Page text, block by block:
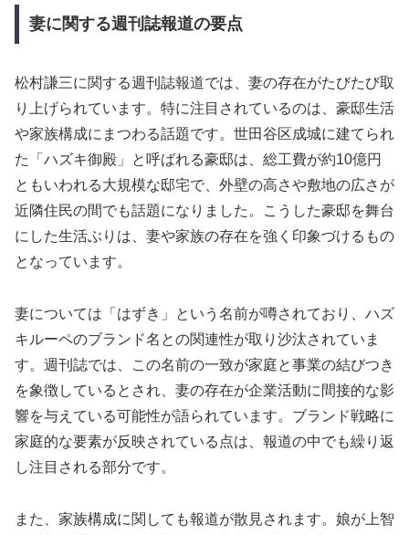
妻に関する週刊誌報道の要点
松村謙三に関する週刊誌報道では、妻の存在がたびたび取
り上げられています。特に注目されているのは、豪邸生活
や家族構成にまつわる話題です。世田谷区成城に建てられ
た「ハズキ御殿」と呼ばれる豪邸は、総工費が約10億円
ともいわれる大規模な邸宅で、外壁の高さや敷地の広さが
近隣住民の間でも話題になりました。こうした豪邸を舞台
にした生活ぶりは、妻や家族の存在を強く印象づけるもの
となっています。
妻については「はずき」という名前が噂されており、ハズ
キルーペのブランド名との関連性が取り沙汰されていま
す。週刊誌では、この名前の一致が家庭と事業の結びつき
を象徴しているとされ、妻の存在が企業活動に間接的な影
響を与えている可能性が語られています。ブランド戦略に
家庭的な要素が反映されている点は、報道の中でも繰り返
し注目される部分です。
また、家族構成に関しても報道が散見されます。娘が上智